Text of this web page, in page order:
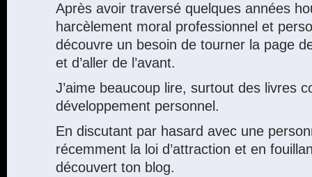
Après avoir traversé quelques années
harcèlement moral professionnel et
découvre un besoin de tourner la page
et d’aller de l’avant.
J’aime beaucoup lire, surtout des livres
développement personnel.
En discutant par hasard avec une
récemment la loi d’attraction et en
découvert ton blog.